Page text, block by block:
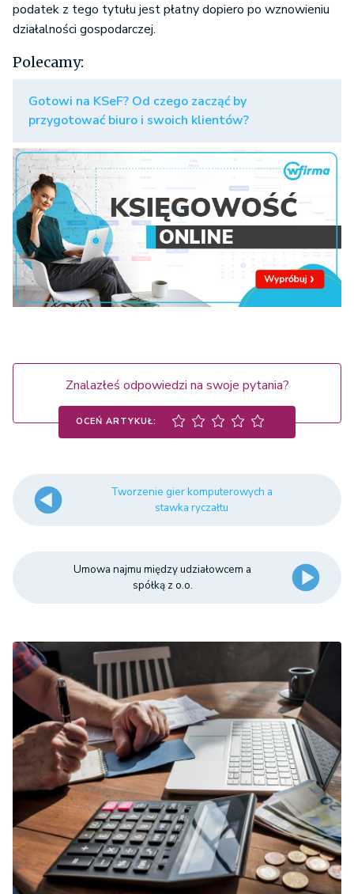
podatek z tego tytułu jest płatny dopiero po wznowieniu
działalności gospodarczej.
Polecamy:
Gotowi na KSeF? Od czego zacząć by
przygotować biuro i swoich klientów?
Znalazłeś odpowiedzi na swoje pytania?
OCEŃ ARTYKUŁ:
Tworzenie gier komputerowych a
stawka ryczałtu
Umowa najmu między udziałowcem a
spółką z o.o.